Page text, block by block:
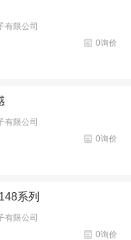
有限公司
0询价
有限公司
0询价
系列
有限公司
0询价